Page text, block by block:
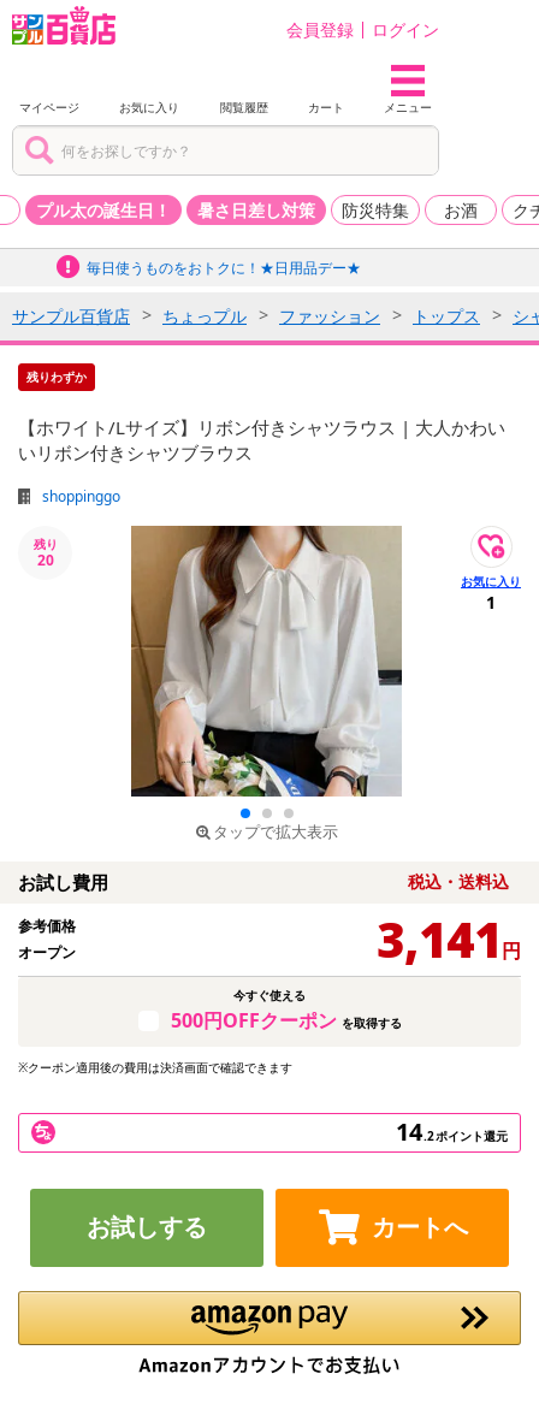
会員登録 ログイン
マイページ お気に入り 閲覧履歴 カート メニュー
プル太の誕生日！ 暑さ日差し対策 防災特集 お酒 ク
毎日使うものをおトクに！★日用品デー★
サンプル百貨店 ちょっプル ファッション トップス シ
残りわずか
【ホワイト/Lサイズ】リボン付きシャツラウス | 大人かわい
いリボン付きシャツブラウス
shoppinggo
残り
20
タップで拡大表示
1
お試し費用 税込・送料込
参考価格
オープン
3,141 円
今すぐ使える
500円OFFクーポン を取得する
※クーポン適用後の費用は決済画面で確認できます
14.2ポイント還元
お試しする カートへ